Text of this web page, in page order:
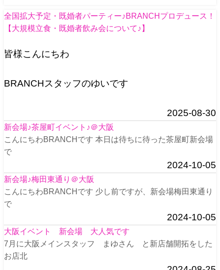
全国拡大予定・既婚者パーティー♪BRANCHプロデュース！
【大規模立食・既婚者飲み会について♪】
皆様こんにちわ
BRANCHスタッフのゆいです
2025-08-30
新会場♪茶屋町イベント♪＠大阪
こんにちわBRANCHです 本日は待ちに待った茶屋町新会場
で
2024-10-05
新会場♪梅田東通り＠大阪
こんにちわBRANCHです 少し前ですが、新会場梅田東通り
で
2024-10-05
大阪イベント 新会場 大人気です
7月に大阪メインスタッフ まゆさん と新店舗開拓をした
お店北